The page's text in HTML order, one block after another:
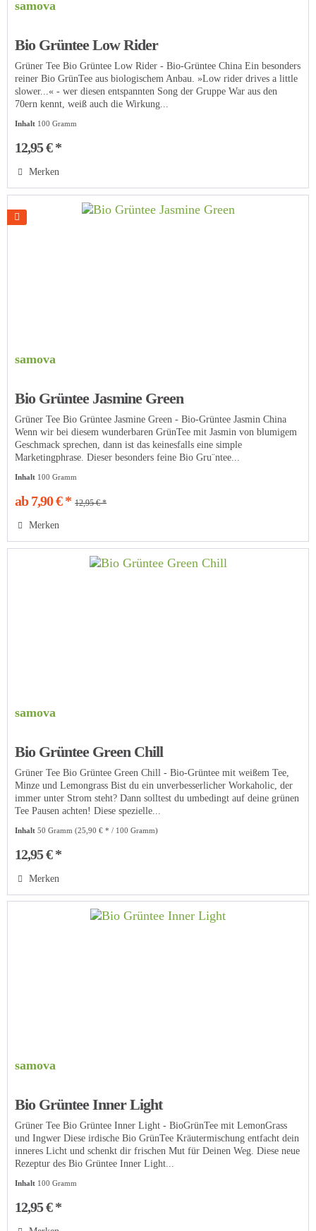
samova
Bio Grüntee Low Rider
Grüner Tee Bio Grüntee Low Rider - Bio-Grüntee China Ein besonders
reiner Bio GrünTee aus biologischem Anbau. »Low rider drives a little
slower...« - wer diesen entspannten Song der Gruppe War aus den
70ern kennt, weiß auch die Wirkung...
Inhalt 100 Gramm
12,95 € *
Merken
samova
Bio Grüntee Jasmine Green
Grüner Tee Bio Grüntee Jasmine Green - Bio-Grüntee Jasmin China
Wenn wir bei diesem wunderbaren GrünTee mit Jasmin von blumigem
Geschmack sprechen, dann ist das keinesfalls eine simple
Marketingphrase. Dieser besonders feine Bio Gru¨ntee...
Inhalt 100 Gramm
ab 7,90 € * 12,95 € *
Merken
samova
Bio Grüntee Green Chill
Grüner Tee Bio Grüntee Green Chill - Bio-Grüntee mit weißem Tee,
Minze und Lemongrass Bist du ein unverbesserlicher Workaholic, der
immer unter Strom steht? Dann solltest du umbedingt auf deine grünen
Tee Pausen achten! Diese spezielle...
Inhalt50 Gramm(25,90 € * / 100 Gramm)
12,95 € *
Merken
samova
Bio Grüntee Inner Light
Grüner Tee Bio Grüntee Inner Light - BioGrünTee mit LemonGrass
und Ingwer Diese irdische Bio GrünTee Kräutermischung entfacht dein
inneres Licht und schenkt dir frischen Mut für Deinen Weg. Diese neue
Rezeptur des Bio Grüntee Inner Light...
Inhalt 100 Gramm
12,95 € *